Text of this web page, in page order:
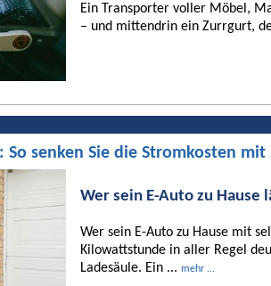
Ein Transporter voller Möbel,
– und mittendrin ein Zurrgurt,
So senken Sie die Stromkosten
Wer sein E-Auto zu Hause
Wer sein E-Auto zu Hause mit
Kilowattstunde in aller Regel
Ladesäule. Ein ... mehr ...